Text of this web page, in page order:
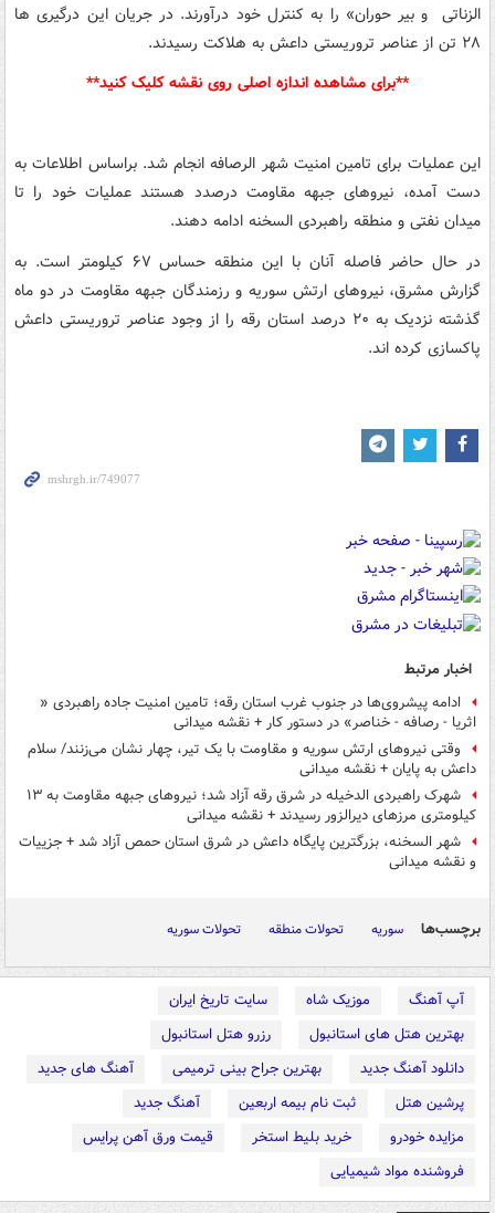
الزناتی و بیر حوران» را به کنترل خود درآورند. در جریان این درگیری ها
۲۸ تن از عناصر تروریستی داعش به هلاکت رسیدند.
**برای مشاهده اندازه اصلی روی نقشه کلیک کنید**
این عملیات برای تامین امنیت شهر الرصافه انجام شد. براساس اطلاعات به
دست آمده، نیروهای جبهه مقاومت درصدد هستند عملیات خود را تا
میدان نفتی و منطقه راهبردی السخنه ادامه دهند.
در حال حاضر فاصله آنان با این منطقه حساس ۶۷ کیلومتر است. به
گزارش مشرق، نیروهای ارتش سوریه و رزمندگان جبهه مقاومت در دو ماه
گذشته نزدیک به ۲۰ درصد استان رقه را از وجود عناصر تروریستی داعش
پاکسازی کرده اند.
اخبار مرتبط
ادامه پیشروی‌ها در جنوب غرب استان رقه؛ تامین امنیت جاده راهبردی «
اثریا - رصافه - خناصر» در دستور کار + نقشه میدانی
وقتی نیروهای ارتش سوریه و مقاومت با یک تیر، چهار نشان می‌زنند/ سلام
داعش به پایان + نقشه میدانی
شهرک راهبردی الدخیله در شرق رقه آزاد شد؛ نیروهای جبهه مقاومت به ۱۳
کیلومتری مرزهای دیرالزور رسیدند + نقشه میدانی
شهر السخنه، بزرگترین پایگاه داعش در شرق استان حمص آزاد شد + جزییات
و نقشه میدانی
برچسب‌ها سوریه تحولات منطقه تحولات سوریه
آپ آهنگ موزیک شاه
سایت تاریخ ایران
بهترین هتل های استانبول
رزرو هتل استانبول
دانلود آهنگ جدید
بهترین جراح بینی ترمیمی
آهنگ های جدید
پرشین هتل
ثبت نام بیمه اربعین
آهنگ جدید
مزایده خودرو
خرید بلیط استخر
قیمت ورق آهن پرایس
فروشنده مواد شیمیایی